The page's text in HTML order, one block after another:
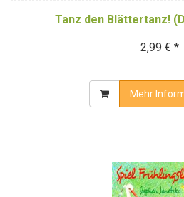
Tanz den Blättertanz!
2,99 € *
Mehr